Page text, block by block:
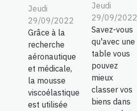
Jeudi
29/09/2022
Grâce à la
recherche
aéronautique
et médicale,
la mousse
viscoélastique
est utilisée
Jeudi
29/09/2022
Savez-vous
qu'avec une
table vous
pouvez
mieux
classer vos
biens dans